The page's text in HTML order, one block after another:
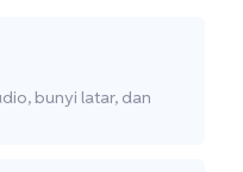
bunyi latar, dan